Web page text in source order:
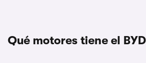
Qué motores tiene el